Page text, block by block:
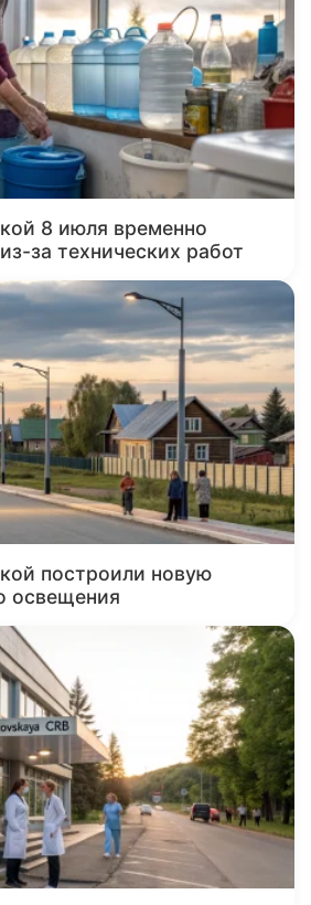
8 июля временно
за технических работ
построили новую
освещения